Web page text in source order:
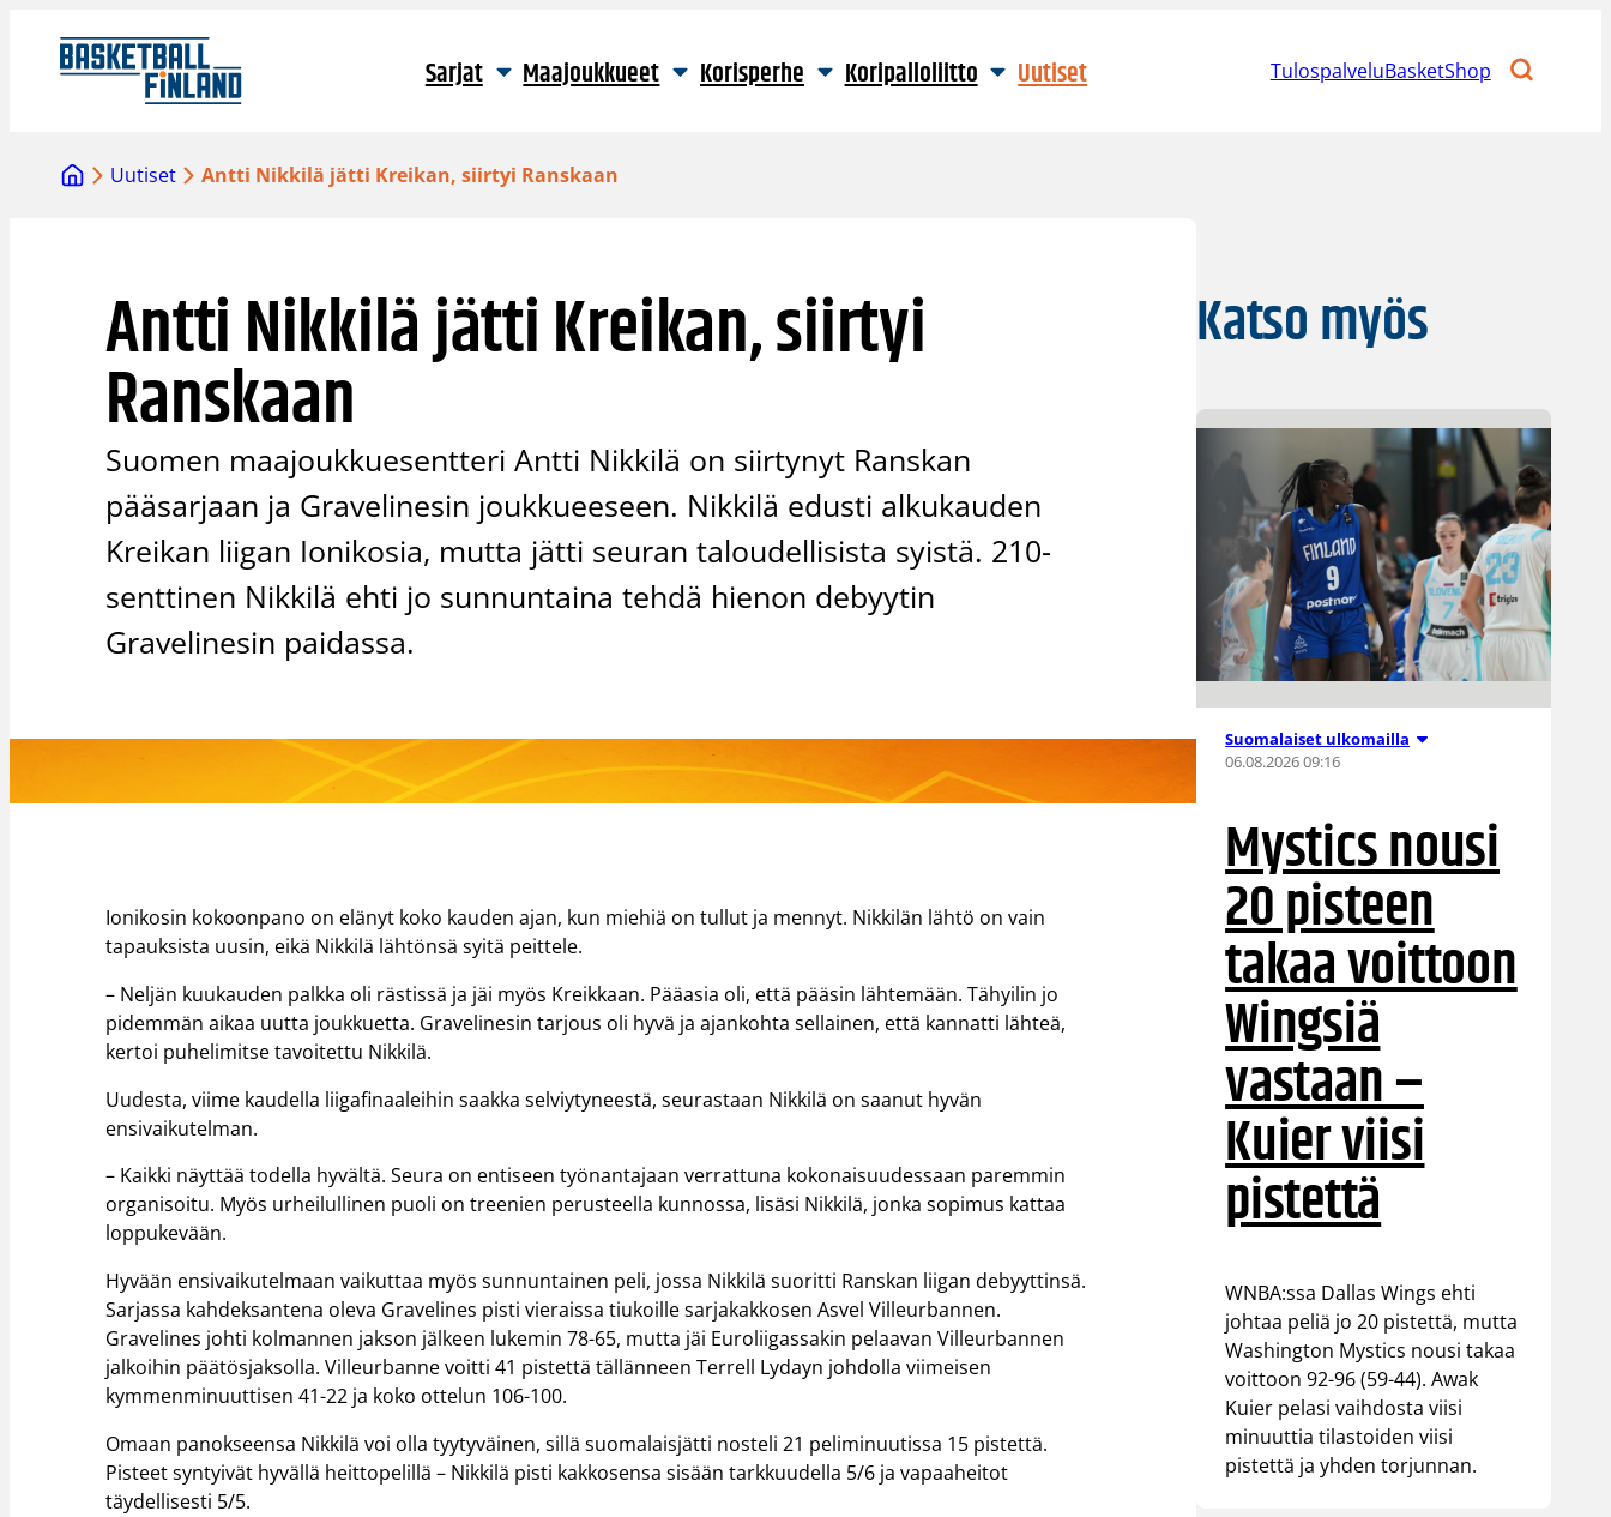
sisältöön
Sarjat Maajoukkueet Korisperhe Koripalloliitto Uutiset TulospalveluBasketShop
Uutiset Antti Nikkilä jätti Kreikan, siirtyi Ranskaan
Antti Nikkilä jätti Kreikan, siirtyi
Ranskaan
Suomen maajoukkuesentteri Antti Nikkilä on siirtynyt Ranskan
pääsarjaan ja Gravelinesin joukkueeseen. Nikkilä edusti alkukauden
Kreikan liigan Ionikosia, mutta jätti seuran taloudellisista syistä. 210-
senttinen Nikkilä ehti jo sunnuntaina tehdä hienon debyytin
Gravelinesin paidassa.
Ionikosin kokoonpano on elänyt koko kauden ajan, kun miehiä on tullut ja mennyt. Nikkilän lähtö on vain
tapauksista uusin, eikä Nikkilä lähtönsä syitä peittele.
– Neljän kuukauden palkka oli rästissä ja jäi myös Kreikkaan. Pääasia oli, että pääsin lähtemään. Tähyilin jo
pidemmän aikaa uutta joukkuetta. Gravelinesin tarjous oli hyvä ja ajankohta sellainen, että kannatti lähteä,
kertoi puhelimitse tavoitettu Nikkilä.
Uudesta, viime kaudella liigafinaaleihin saakka selviytyneestä, seurastaan Nikkilä on saanut hyvän
ensivaikutelman.
– Kaikki näyttää todella hyvältä. Seura on entiseen työnantajaan verrattuna kokonaisuudessaan paremmin
organisoitu. Myös urheilullinen puoli on treenien perusteella kunnossa, lisäsi Nikkilä, jonka sopimus kattaa
loppukevään.
Hyvään ensivaikutelmaan vaikuttaa myös sunnuntainen peli, jossa Nikkilä suoritti Ranskan liigan debyyttinsä.
Sarjassa kahdeksantena oleva Gravelines pisti vieraissa tiukoille sarjakakkosen Asvel Villeurbannen.
Gravelines johti kolmannen jakson jälkeen lukemin 78-65, mutta jäi Euroliigassakin pelaavan Villeurbannen
jalkoihin päätösjaksolla. Villeurbanne voitti 41 pistettä tällänneen Terrell Lydayn johdolla viimeisen
kymmenminuuttisen 41-22 ja koko ottelun 106-100.
Omaan panokseensa Nikkilä voi olla tyytyväinen, sillä suomalaisjätti nosteli 21 peliminuutissa 15 pistettä.
Pisteet syntyivät hyvällä heittopelillä – Nikkilä pisti kakkosensa sisään tarkkuudella 5/6 ja vapaaheitot
täydellisesti 5/5.
Katso myös
Suomalaiset ulkomailla
06.08.2026 09:16
Mystics nousi
20 pisteen
takaa voittoon
Wingsiä
vastaan –
Kuier viisi
pistettä
WNBA:ssa Dallas Wings ehti
johtaa peliä jo 20 pistettä, mutta
Washington Mystics nousi takaa
voittoon 92-96 (59-44). Awak
Kuier pelasi vaihdosta viisi
minuuttia tilastoiden viisi
pistettä ja yhden torjunnan.